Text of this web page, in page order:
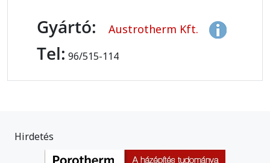
Gyártó: Austrotherm Kft.
Tel: 96/515-114
Hirdetés